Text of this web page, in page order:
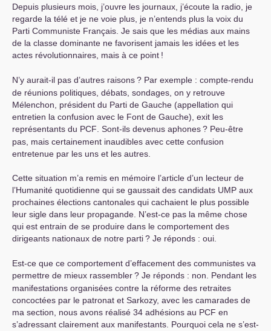
Vie du site
Depuis plusieurs mois, j’ouvre les journaux, j’écoute la radio, je
regarde la télé et je ne voie plus, je n’entends plus la voix du
Parti Communiste Français. Je sais que les médias aux mains
de la classe dominante ne favorisent jamais les idées et les
actes révolutionnaires, mais à ce point !
N’y aurait-il pas d’autres raisons? Par exemple : compte-rendu
de réunions politiques, débats, sondages, on y retrouve
Mélenchon, président du Parti de Gauche (appellation qui
entretien la confusion avec le Font de Gauche), exit les
représentants du PCF . Sont-ils devenus aphones? Peu-être
pas, mais certainement inaudibles avec cette confusion
entretenue par les uns et les autres.
Cette situation m’a remis en mémoire l’article d’un lecteur de
l’Humanité quotidienne qui se gaussait des candidats UMP aux
prochaines élections cantonales qui cachaient le plus possible
leur sigle dans leur propagande. N’est-ce pas la même chose
qui est entrain de se produire dans le comportement des
dirigeants nationaux de notre parti? Je réponds : oui.
Est-ce que ce comportement d’effacement des communistes va
permettre de mieux rassembler? Je réponds : non. Pendant les
manifestations organisées contre la réforme des retraites
concoctées par le patronat et Sarkozy, avec les camarades de
ma section, nous avons réalisé 34 adhésions au PCF en
s’adressant clairement aux manifestants. Pourquoi cela ne s’est-